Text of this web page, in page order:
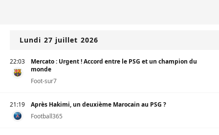
Lundi 27 juillet 2026
22:03
Mercato : Urgent ! Accord entre le PSG et un champion du
monde
Foot-sur7
21:19
Après Hakimi, un deuxième Marocain au PSG ?
Football365